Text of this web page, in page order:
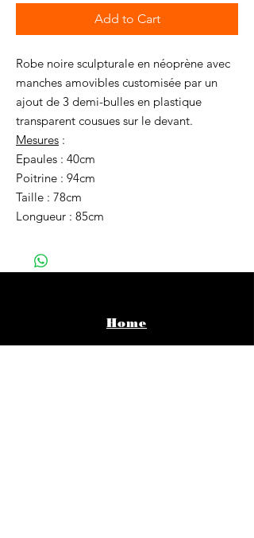
Add to Cart
Robe noire sculpturale en néoprène avec
manches amovibles customisée par un
ajout de 3 demi-bulles en plastique
transparent cousues sur le devant.
Mesures :
Epaules : 40cm
Poitrine : 94cm
Taille : 78cm
Longueur : 85cm
Home